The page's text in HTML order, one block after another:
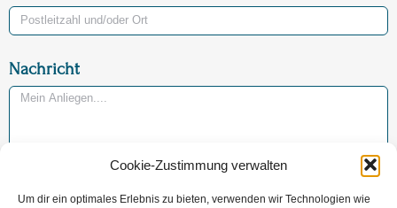
Cookie-Zustimmung verwalten
Um dir ein optimales Erlebnis zu bieten, verwenden wir Technologien wie
Nachricht
Jetzt Nachricht versenden